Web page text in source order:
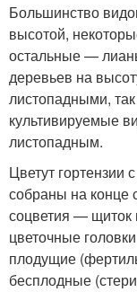
Большинство
высотой,
остальные —
деревьев на
листопадными,
культивируемые
листопадным.
Цветут гортензии
собраны на конце
соцветия — щиток
цветочные
плодущие
бесплодные